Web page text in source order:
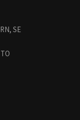
RN, SE
TO